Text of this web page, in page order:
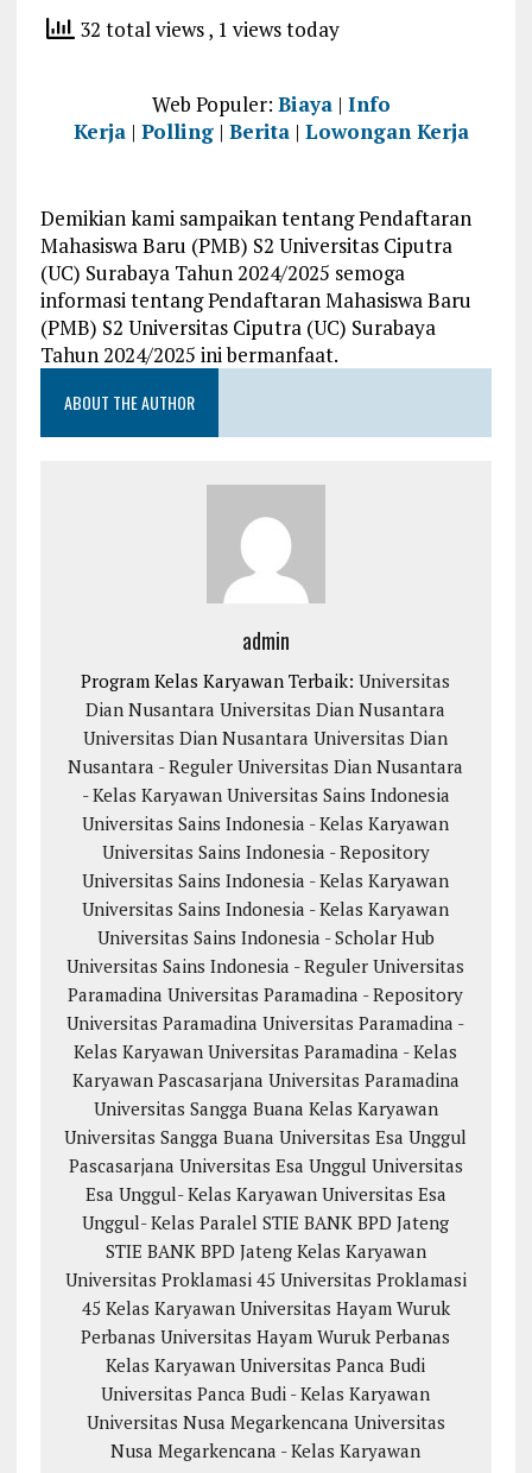
32 total views, 1 views today
Web Populer:Biaya |Info
Kerja |Polling |Berita |Lowongan Kerja
Demikian kami sampaikan tentang Pendaftaran
Mahasiswa Baru (PMB) S2 Universitas Ciputra
(UC) Surabaya Tahun 2024/2025 semoga
informasi tentang Pendaftaran Mahasiswa Baru
(PMB) S2 Universitas Ciputra (UC) Surabaya
Tahun 2024/2025 ini bermanfaat.
ABOUT THE AUTHOR
admin
Program Kelas Karyawan Terbaik:Universitas
Dian Nusantara Universitas Dian Nusantara
Universitas Dian Nusantara Universitas Dian
Nusantara - Reguler Universitas Dian Nusantara
- Kelas Karyawan Universitas Sains Indonesia
Universitas Sains Indonesia - Kelas Karyawan
Universitas Sains Indonesia - Repository
Universitas Sains Indonesia - Kelas Karyawan
Universitas Sains Indonesia - Kelas Karyawan
Universitas Sains Indonesia - Scholar Hub
Universitas Sains Indonesia - Reguler Universitas
Paramadina Universitas Paramadina - Repository
Universitas Paramadina Universitas Paramadina -
Kelas Karyawan Universitas Paramadina - Kelas
Karyawan Pascasarjana Universitas Paramadina
Universitas Sangga Buana Kelas Karyawan
Universitas Sangga Buana Universitas Esa Unggul
Pascasarjana Universitas Esa Unggul Universitas
Esa Unggul- Kelas Karyawan Universitas Esa
Unggul- Kelas Paralel STIE BANK BPD Jateng
STIE BANK BPD Jateng Kelas Karyawan
Universitas Proklamasi 45 Universitas Proklamasi
45 Kelas Karyawan Universitas Hayam Wuruk
Perbanas Universitas Hayam Wuruk Perbanas
Kelas Karyawan Universitas Panca Budi
Universitas Panca Budi - Kelas Karyawan
Universitas Nusa Megarkencana Universitas
Nusa Megarkencana - Kelas Karyawan